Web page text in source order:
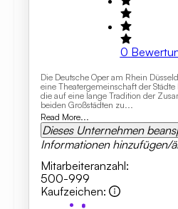
0
Die Deutsche Oper am Rhein
eine Theatergemeinschaft der
die auf eine lange Tradition der
beiden Großstädten zu...
Read More...
Dieses Unternehmen
Informationen hinzufügen/
Mitarbeiteranzahl:
500-999
Kaufzeichen: